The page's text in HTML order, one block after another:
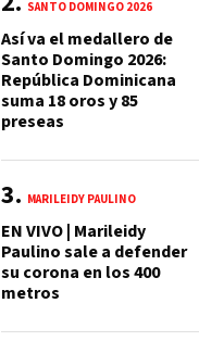
SANTO DOMINGO 2026
Así va el medallero de
Santo Domingo 2026:
República Dominicana
suma 18 oros y 85
preseas
MARILEIDY PAULINO
EN VIVO | Marileidy
Paulino sale a defender
su corona en los 400
metros